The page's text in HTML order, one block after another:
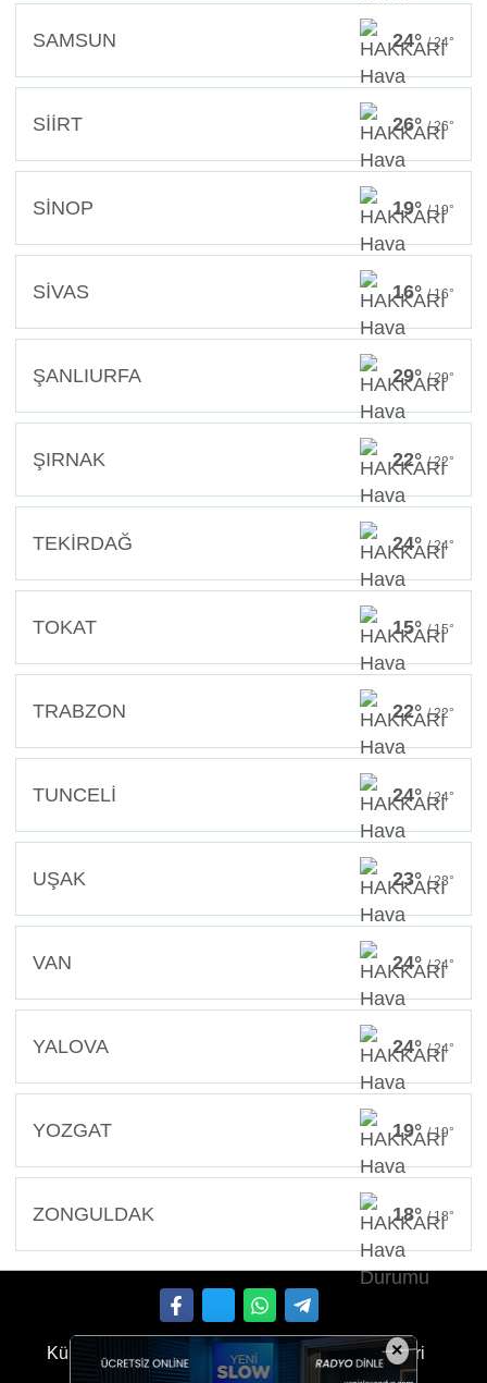
SAMSUN 24° / 24°
SİİRT 26° / 26°
SİNOP 19° / 19°
SİVAS 16° / 16°
ŞANLIURFA 29° / 29°
ŞIRNAK 22° / 22°
TEKİRDAĞ 24° / 24°
TOKAT 15° / 15°
TRABZON 22° / 22°
TUNCELİ 24° / 24°
UŞAK 23° / 23°
VAN 24° / 24°
YALOVA 24° / 24°
YOZGAT 19° / 19°
ZONGULDAK 18° / 18°
Künye İletişim Çerez Politikası Gizlilik İlkeleri
×